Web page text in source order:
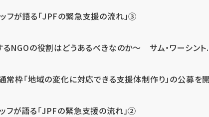
ッフが語る「JPFの緊急支援の流れ」③
るNGOの役割はどうあるべきなのか～ サム・ワーシント
常枠「地域の変化に対応できる支援体制作り」の公募を
ッフが語る「JPFの緊急支援の流れ」②